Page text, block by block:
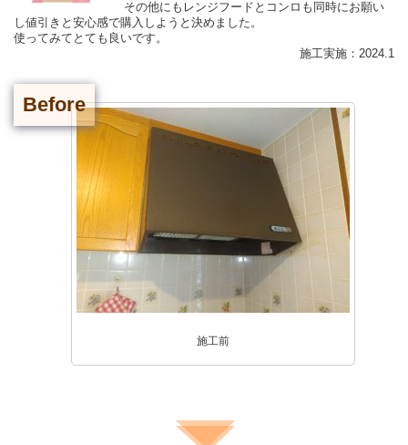
その他にもレンジフードとコンロも同時にお願い
し値引きと安心感で購入しようと決めました。
使ってみてとても良いです。
施工実施：2024.1
Before
施工前